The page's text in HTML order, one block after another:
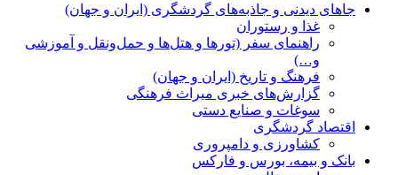
جاهای دیدنی و جاذبه‌های گردشگری (ایران و جهان)
غذا و رستوران
راهنمای سفر (تورها و هتل‌ها و حمل‌و‌نقل و آموزشی
و…)
فرهنگ و تاریخ (ایران و جهان)
گزارش‌های خبری میراث فرهنگی
سوغات و صنایع دستی
اقتصاد گردشگری
کشاورزی و دامپروری
بانک و بیمه، بورس و فارکس